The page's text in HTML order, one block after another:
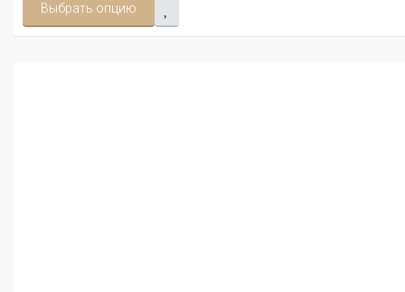
Выбрать опцию